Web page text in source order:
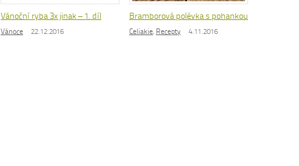
Vánoční ryba 3x jinak – 1. díl
Vánoce 22.12.2016
Bramborová polévka s pohankou
Celiakie, Recepty 4.11.2016